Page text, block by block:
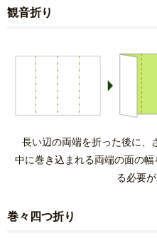
観音折り
長い辺の両端を折った後に、
中に巻き込まれる両端の面の
る必要が
巻々四つ折り